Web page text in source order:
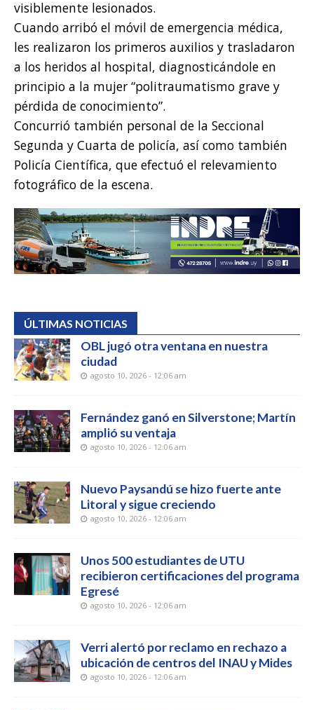
visiblemente lesionados.
Cuando arribó el móvil de emergencia médica,
les realizaron los primeros auxilios y trasladaron
a los heridos al hospital, diagnosticándole en
principio a la mujer “politraumatismo grave y
pérdida de conocimiento”.
Concurrió también personal de la Seccional
Segunda y Cuarta de policía, así como también
Policía Científica, que efectuó el relevamiento
fotográfico de la escena.
ÚLTIMAS NOTICIAS
OBL jugó otra ventana en nuestra
ciudad
agosto 10, 2026 - 12:06 am
Fernández ganó en Silverstone; Martín
amplió su ventaja
agosto 10, 2026 - 12:06 am
Nuevo Paysandú se hizo fuerte ante
Litoral y sigue creciendo
agosto 10, 2026 - 12:06 am
Unos 500 estudiantes de UTU
recibieron certificaciones del programa
Egresé
agosto 10, 2026 - 12:06 am
Verri alertó por reclamo en rechazo a
ubicación de centros del INAU y Mides
agosto 10, 2026 - 12:06 am